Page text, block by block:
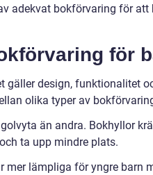
adekvat bokförvaring för
för
gäller design, funktionalitet
olika typer av
än andra. Bokhyllor
ta upp mindre plats.
lämpliga för yngre barn